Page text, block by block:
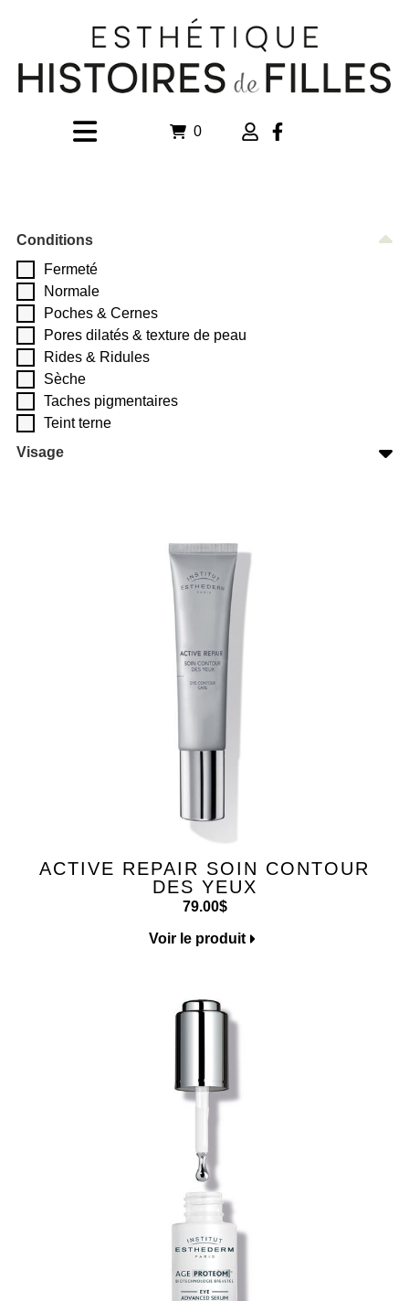
0
Conditions
Fermeté
Normale
Poches & Cernes
Pores dilatés & texture de peau
Rides & Ridules
Sèche
Taches pigmentaires
Teint terne
Visage
ACTIVE REPAIR SOIN CONTOUR
DES YEUX
79.00$
Voir le produit